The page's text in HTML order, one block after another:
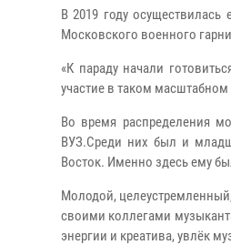
В 2019 году
Московского военного
«К параду начали
участие в таком
Во время распределения
ВУЗ.Среди них был и
Восток. Именно здесь ему
Молодой,
своими коллегами
энергии и креатива, увлёк